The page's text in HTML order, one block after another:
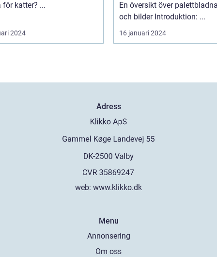
giftiga för katter? ...
2024
En översikt över
och bilder Introduktion: ...
16 januari 2024
Adress
web: www.klikko.dk
Menu
Annonsering
Om oss